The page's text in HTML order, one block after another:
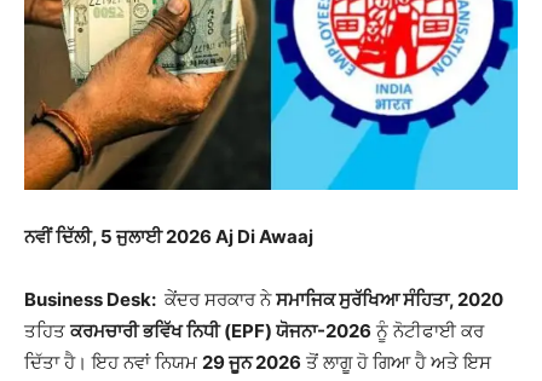
ਨਵੀਂ ਦਿੱਲੀ, 5 ਜੁਲਾਈ 2026 Aj Di Awaaj
Business Desk: ਕੇਂਦਰ ਸਰਕਾਰ ਨੇਸਮਾਜਿਕ ਸੁਰੱਖਿਆ ਸੰਹਿਤਾ, 2020
ਤਹਿਤਕਰਮਚਾਰੀ ਭਵਿੱਖ ਨਿਧੀ (EPF) ਯੋਜਨਾ-2026 ਨੂੰ ਨੋਟੀਫਾਈ ਕਰ
ਦਿੱਤਾ ਹੈ। ਇਹ ਨਵਾਂ ਨਿਯਮ 29 ਜੂਨ 2026 ਤੋਂ ਲਾਗੂ ਹੋ ਗਿਆ ਹੈ ਅਤੇ ਇਸ